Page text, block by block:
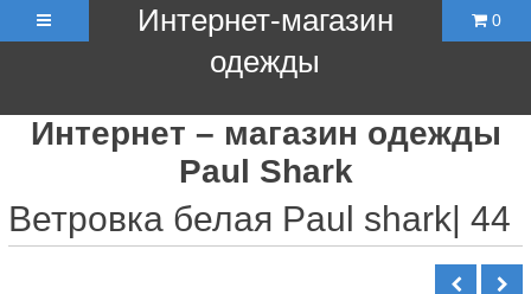
Интернет-магазин
одежды
0
Интернет – магазин одежды
Paul Shark
Ветровка белая Paul shark| 44